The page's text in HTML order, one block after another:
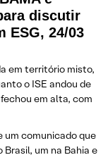
discutir
ESG, 24/03
em território misto,
o ISE andou de
em alta, com
um comunicado que
um na Bahia e